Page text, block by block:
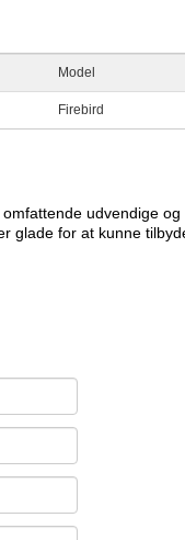
Model
Firebird
udvendige
glade for at kunne